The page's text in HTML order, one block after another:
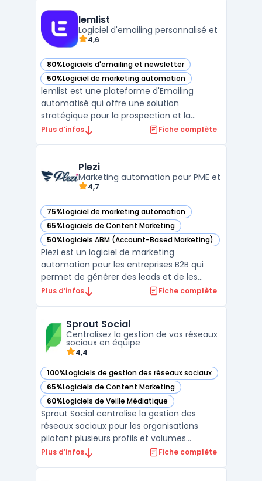
Grâce à ses nombreuses fonctionnalités,
Inxmail est devenue ...
lemlist
Logiciel d'emailing personnalisé et
4,6
80%Logiciels d'emailing et newsletter
— voir lemlist dans cette catégorie
50%Logiciel de marketing automation
— voir lemlist dans cette catégorie
lemlist est une plateforme d'Emailing
automatisé qui offre une solution
stratégique pour la prospection et la
communication client. Avec ses
des e-mails en temps réel et les
intégrations avec les applications de premi
Plus d’infos Fiche complète
Plezi
Marketing automation pour PME et
4,7
75%Logiciel de marketing automation
— voir Plezi dans cette catégorie
65%Logiciels de Content Marketing
— voir Plezi dans cette catégorie
50%Logiciels ABM (Account-Based Marketing)
— voir Plezi dans cette catégorie
Plezi est un logiciel de marketing
automation pour les entreprises B2B qui
permet de générer des leads et de les
suivre tout au long du cycle de vie du client.
les plus engagés et les mieux qualifiés,
permettant ai ...
Plus d’infos Fiche complète
Sprout Social
Centralisez la gestion de vos réseaux
sociaux en équipe
4,4
100%Logiciels de gestion des réseaux sociaux
— voir Sprout Social dans cette catégorie
65%Logiciels de Content Marketing
— voir Sprout Social dans cette catégorie
60%Logiciels de Veille Médiatique
— voir Sprout Social dans cette catégorie
Sprout Social centralise la gestion des
réseaux sociaux pour les organisations
pilotant plusieurs profils et volumes
importants d’interactions. Ce logiciel cloud
Plus d’infos Fiche complète